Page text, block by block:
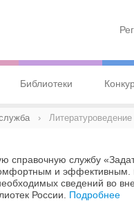
Библиотеки
› Литературоведение
справочную службу
и эффективным.
сведений во
России. Подробнее